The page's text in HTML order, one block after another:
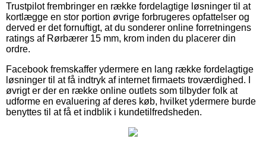
Trustpilot frembringer en række fordelagtige løsninger til at
kortlægge en stor portion øvrige forbrugeres opfattelser og
derved er det fornuftigt, at du sonderer online forretningens
ratings af Rørbærer 15 mm, krom inden du placerer din
ordre.
Facebook fremskaffer ydermere en lang række fordelagtige
løsninger til at få indtryk af internet firmaets troværdighed. I
øvrigt er der en række online outlets som tilbyder folk at
udforme en evaluering af deres køb, hvilket ydermere burde
benyttes til at få et indblik i kundetilfredsheden.